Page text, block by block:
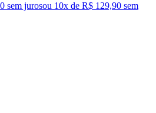
sem jurosou 10x de R$ 129,90 sem